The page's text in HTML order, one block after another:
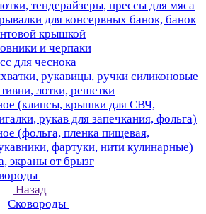
тендерайзеры, прессы для мяса
для консервных банок, банок
крышкой
и черпаки
для чеснока
рукавицы, ручки силиконовые
лотки, решетки
(клипсы, крышки для СВЧ,
рукав для запечкания, фольга)
(фольга, пленка пищевая,
фартуки, нити кулинарные)
экраны от брызг
Назад
Сковороды